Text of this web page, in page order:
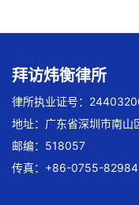
拜访炜衡律所
律所执业证号：
地址：广东省深圳市南山
邮编：518057
传真：+86-0755-